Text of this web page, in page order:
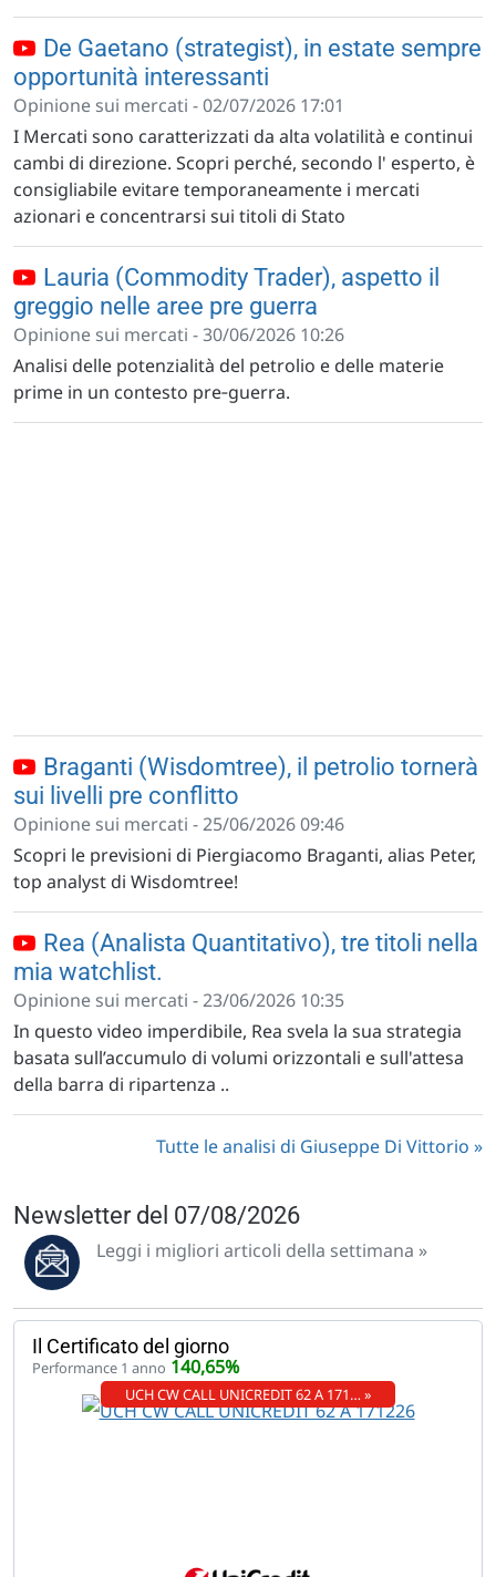
De Gaetano (strategist), in estate sempre
opportunità interessanti
Opinione sui mercati - 02/07/2026 17:01
I Mercati sono caratterizzati da alta volatilità e continui
cambi di direzione. Scopri perché, secondo l' esperto, è
consigliabile evitare temporaneamente i mercati
azionari e concentrarsi sui titoli di Stato
Lauria (Commodity Trader), aspetto il
greggio nelle aree pre guerra
Opinione sui mercati - 30/06/2026 10:26
Analisi delle potenzialità del petrolio e delle materie
prime in un contesto pre‑guerra.
Braganti (Wisdomtree), il petrolio tornerà
sui livelli pre conflitto
Opinione sui mercati - 25/06/2026 09:46
Scopri le previsioni di Piergiacomo Braganti, alias Peter,
top analyst di Wisdomtree!
Rea (Analista Quantitativo), tre titoli nella
mia watchlist.
Opinione sui mercati - 23/06/2026 10:35
In questo video imperdibile, Rea svela la sua strategia
basata sull’accumulo di volumi orizzontali e sull'attesa
della barra di ripartenza ..
Tutte le analisi di Giuseppe Di Vittorio
Newsletter del 07/08/2026
Leggi i migliori articoli della settimana »
Il Certificato del giorno
Performance 1 anno 140,65%
UCH CW CALL UNICREDIT 62 A 171… »